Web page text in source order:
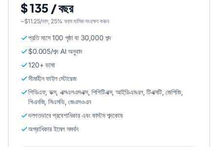
$ 135 / বছর
~$11.25/মাস, 25% বনাম মাসিক সংরক্ষণ করুন
প্রতি মাসে 100 পৃষ্ঠা বা 30,000 শব্দ
$0.005/শব্দ AI অনুবাদ
120+ ভাষা
সীমাহীন ফাইল স্টোরেজ
পিডিএফ, ডক্স, এক্সএলএসএক্স, পিপিটিএক্স, আইডিএমএল, টিএক্সটি, জেপিজি,
পিএনজি, সিএসভি, জেএসওএন
দলগতভাবে প্রবেশাধিকার এবং কাস্টম শব্দকোষ
অগ্রাধিকার ইমেল সমর্থন